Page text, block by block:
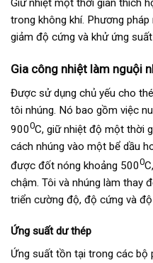
Giữ nhiệt một thời gian thích
trong không khí. Phương
giảm độ cứng và khử ứng
Gia công nhiệt làm nguội
Được sử dụng chủ yếu cho
tôi nhúng. Nó bao gồm việc
9000C, giữ nhiệt độ một thời
cách nhúng vào một bể dầu
được đốt nóng khoảng 5000
chậm. Tôi và nhúng làm thay
triển cường độ, độ cứng và
Ứng suất dư thép
Ứng suất tồn tại trong các bộ